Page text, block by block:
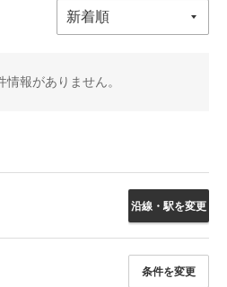
情報がありません。
沿線・駅を変更
条件を変更